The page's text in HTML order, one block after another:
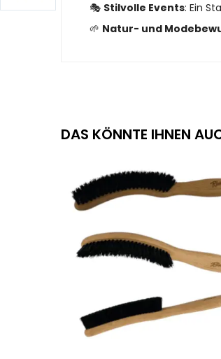
🎭 Stilvolle Events: Ein
🌱 Natur- und
DAS KÖNNTE IHNEN